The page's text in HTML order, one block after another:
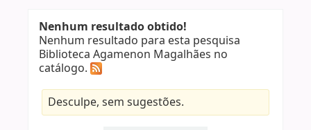
Nenhum resultado obtido!
Nenhum resultado para esta pesquisa
Biblioteca Agamenon Magalhães no
catálogo.
Desculpe, sem sugestões.